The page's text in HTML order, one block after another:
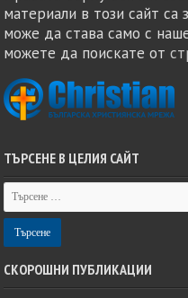
материали в този сайт са
може да става само с
можете да поискате от
ТЪРСЕНЕ В ЦЕЛИЯ САЙТ
СКОРОШНИ ПУБЛИКАЦИИ